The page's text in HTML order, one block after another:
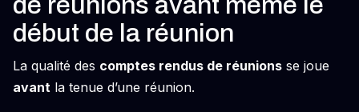
début de la réunion
La qualité des comptes rendus de réunions se joue
avant la tenue d’une réunion.